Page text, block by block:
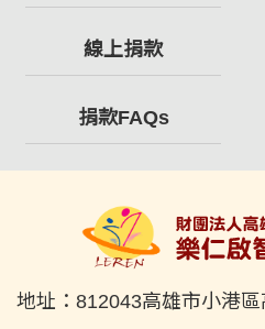
線上捐款
捐款FAQs
地址： 812043高雄市小港